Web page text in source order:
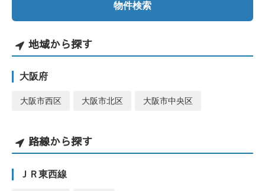
地域から探す
大阪府
大阪市西区 大阪市北区 大阪市中央区
路線から探す
ＪＲ東西線